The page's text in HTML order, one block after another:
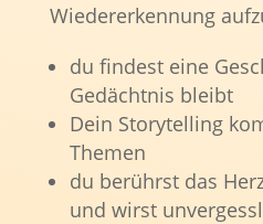
Wiedererkennung
du findest eine
Gedächtnis bleibt
Dein Storytelling
Themen
du berührst das
und wirst